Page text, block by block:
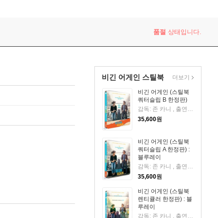
품절 상태입니다.
비긴 어게인 스틸북
비긴 어게인 (스틸북
쿼터슬립 B 한정판)
감독: 존 카니 , 출연 : 키이라 나이틀리,마크 러팔로,애덤 리바인
35,600원
비긴 어게인 (스틸북
쿼터슬립 A 한정판) :
블루레이
감독: 존 카니 , 출연 : 키이라 나이틀리,마크 러팔로,애덤 리바인
35,600원
비긴 어게인 (스틸북
렌티큘러 한정판) : 블
루레이
감독: 존 카니 , 출연 : 키이라 나이틀리,마크 러팔로,애덤 리바인
더보기